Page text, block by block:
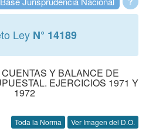
Ley N° 14189
Y BALANCE DE
EJERCICIOS 1971 Y
1972
Toda la Norma Ver Imagen del D.O.